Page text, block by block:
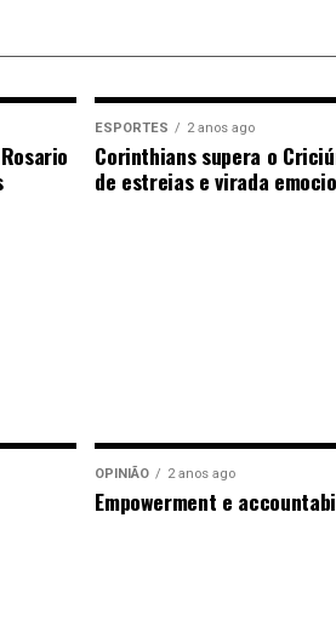
ESPORTES 2 anos ago
Corinthians supera o
de estreias e virada
OPINIÃO 2 anos ago
Empowerment e